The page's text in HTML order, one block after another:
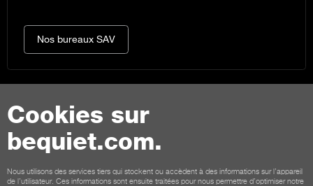
Cookies sur
bequiet.com.
Nous utilisons des services tiers qui stockent ou accèdent à des informations sur l’appareil
de l’utilisateur. Ces informations sont ensuite traitées pour nous permettre d’optimiser notre
Nos bureaux SAV
Contact
Mentions légales